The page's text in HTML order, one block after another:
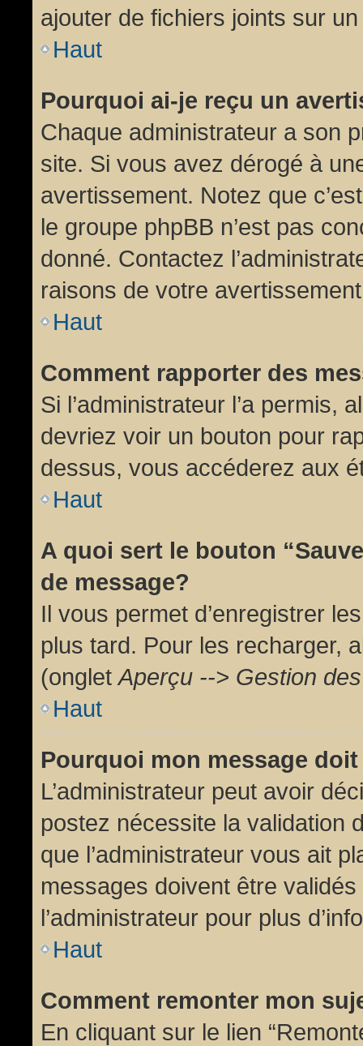
ajouter de fichiers joints sur
Haut
Pourquoi ai-je reçu un
Chaque administrateur a son
site. Si vous avez dérogé à
avertissement. Notez que
le groupe phpBB n’est pas
donné. Contactez
raisons de votre
Haut
Comment rapporter des
Si l’administrateur l’a permis,
devriez voir un bouton pour
dessus, vous accéderez aux
Haut
A quoi sert le bouton
de message?
Il vous permet d’enregistrer
plus tard. Pour les recharger,
(ongletAperçu --> Gestion
Haut
Pourquoi mon message
L’administrateur peut avoir
postez nécessite la validation
que l’administrateur vous ait
messages doivent être
l’administrateur pour plus
Haut
Comment remonter mon
En cliquant sur le lien